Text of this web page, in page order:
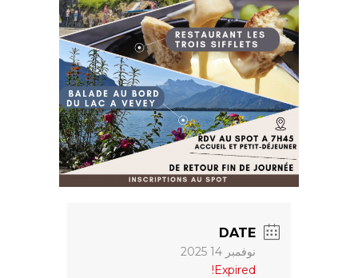
DATE
نوفمبر 14 2025
Expired!